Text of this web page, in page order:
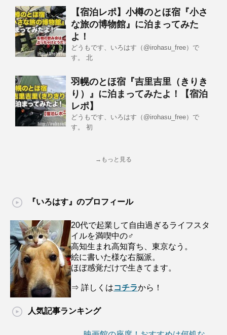
【宿泊レポ】小樽のとほ宿『小さ
な旅の博物館』に泊まってみた
よ！
どうもです、いろはす（@irohasu_free）で
す。 北
羽幌のとほ宿『吉里吉里（きりき
り）』に泊まってみたよ！【宿泊
レポ】
どうもです、いろはす（@irohasu_free）で
す。 初
→もっと見る
『いろはす』のプロフィール
20代で起業して自由過ぎるライフスタ
イルを満喫中の♂
高知生まれ高知育ち、東京なう。
絵に書いた様な右脳派。
ほぼ感覚だけで生きてます。
⇒ 詳しくはコチラから！
人気記事ランキング